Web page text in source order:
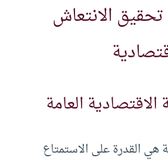
تحقيق الانتعاش
الاقتصادية العامة
هي القدرة على الاستمتاع